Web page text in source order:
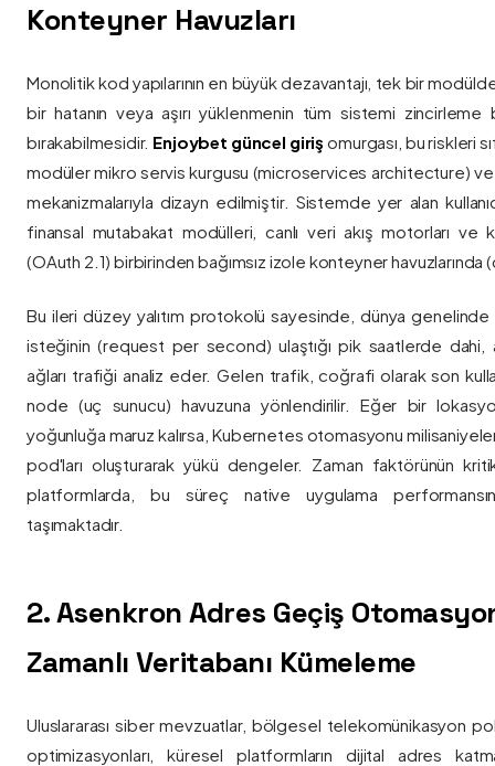
Konteyner Havuzları
Monolitik kod yapılarının en büyük dezavantajı, tek bir
bir hatanın veya aşırı yüklenmenin tüm sistemi zincirleme
bırakabilmesidir. Enjoybet güncel giriş omurgası, bu riskleri
modüler mikro servis kurgusu (microservices architecture)
mekanizmalarıyla dizayn edilmiştir. Sistemde yer alan
finansal mutabakat modülleri, canlı veri akış motorları ve
(OAuth 2.1) birbirinden bağımsız izole konteyner havuzlarında
Bu ileri düzey yalıtım protokolü sayesinde, dünya genelinde
isteğinin (request per second) ulaştığı pik saatlerde dahi,
ağları trafiği analiz eder. Gelen trafik, coğrafi olarak son
node (uç sunucu) havuzuna yönlendirilir. Eğer bir
yoğunluğa maruz kalırsa, Kubernetes otomasyonu
pod'ları oluşturarak yükü dengeler. Zaman faktörünün
platformlarda, bu süreç native uygulama
taşımaktadır.
2. Asenkron Adres Geçiş
Zamanlı Veritabanı Kümeleme
Uluslararası siber mevzuatlar, bölgesel telekomünikasyon
optimizasyonları, küresel platformların dijital adres